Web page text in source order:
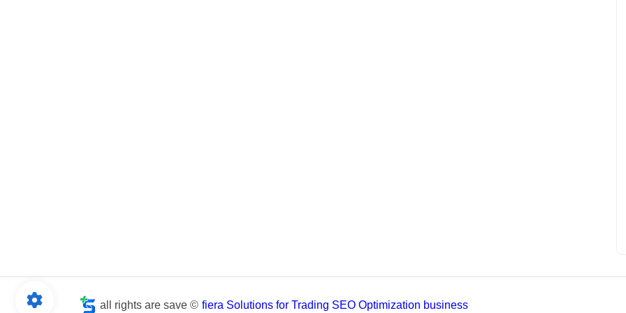
all rights are save © fiera Solutions for Trading SEO Optimization business